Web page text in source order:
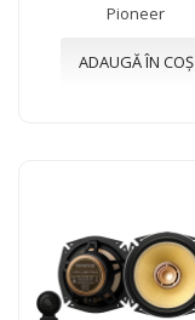
Pioneer
ADAUGĂ ÎN COȘ